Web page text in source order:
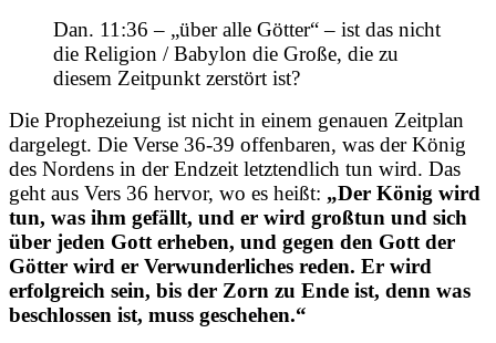
Dan. 11:36 – „über alle Götter“ – ist das nicht
die Religion / Babylon die Große, die zu
diesem Zeitpunkt zerstört ist?
Die Prophezeiung ist nicht in einem genauen Zeitplan
dargelegt. Die Verse 36-39 offenbaren, was der König
des Nordens in der Endzeit letztendlich tun wird. Das
geht aus Vers 36 hervor, wo es heißt: „Der König wird
tun, was ihm gefällt, und er wird großtun und sich
über jeden Gott erheben, und gegen den Gott der
Götter wird er Verwunderliches reden. Er wird
erfolgreich sein, bis der Zorn zu Ende ist, denn was
beschlossen ist, muss geschehen.“